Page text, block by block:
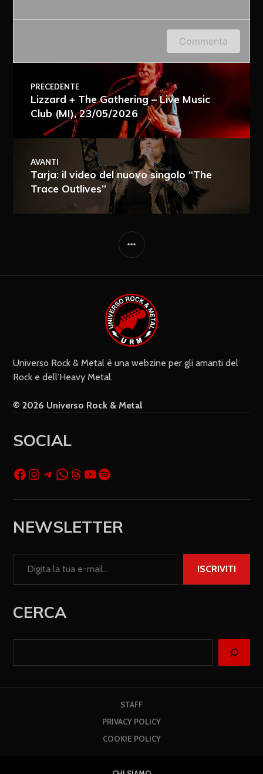
Accedi o fornisci il tuo nome o indirizzo e-mail
Ricevi i nuovi articoli via e-mail
Giornalmente
Ricevi i nuovi commenti via e-mail
Do il mio consenso affinché un
cookie salvi i miei dati (nome, e-mail,
sito web) per il prossimo commento.
Commenta
PRECEDENTE
Lizzard + The Gathering – Live Music
Club (MI), 23/05/2026
AVANTI
Tarja: il video del nuovo singolo “The
Trace Outlives”
Universo Rock & Metal è una webzine per gli amanti del
Rock e dell’Heavy Metal.
© 2026 Universo Rock & Metal
SOCIAL
NEWSLETTER
ISCRIVITI
CERCA
STAFF
PRIVACY POLICY
COOKIE POLICY